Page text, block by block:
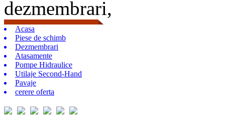
Acasa
Piese de schimb
Dezmembrari
Atasamente
Pompe Hidraulice
Utilaje Second-Hand
Pavaje
cerere oferta